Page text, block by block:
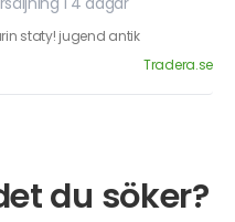
staty! jugend antik
Tradera.se
du söker?